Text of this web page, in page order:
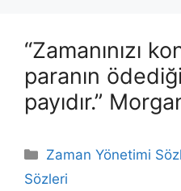
“Zamanınızı
paranın
payıdır.”
Kategoriler
Zaman Yönetimi
Sözleri